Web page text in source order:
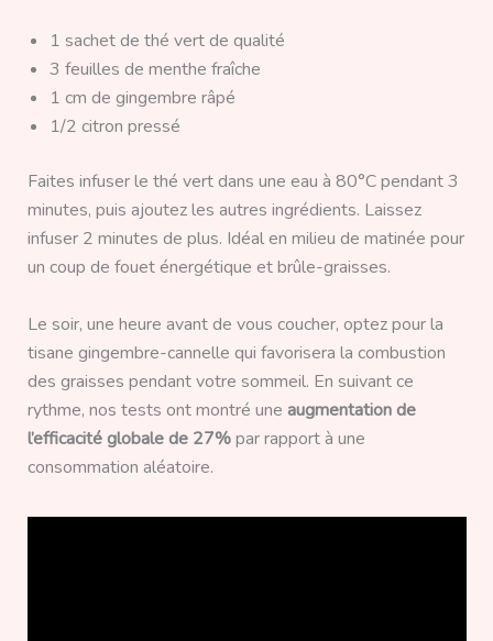
1 sachet de thé vert de qualité
3 feuilles de menthe fraîche
1 cm de gingembre râpé
1/2 citron pressé
Faites infuser le thé vert dans une eau à 80°C pendant 3
minutes, puis ajoutez les autres ingrédients. Laissez
infuser 2 minutes de plus. Idéal en milieu de matinée pour
un coup de fouet énergétique et brûle-graisses.
Le soir, une heure avant de vous coucher, optez pour la
tisane gingembre-cannelle qui favorisera la combustion
des graisses pendant votre sommeil. En suivant ce
rythme, nos tests ont montré une augmentation de
l’efficacité globale de 27%par rapport à une
consommation aléatoire.